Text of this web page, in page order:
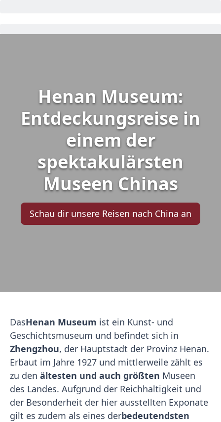
Henan Museum:
Entdeckungsreise in
einem der
spektakulärsten
Museen Chinas
Schau dir unsere Reisen nach China an
DasHenan Museum ist ein Kunst- und
Geschichtsmuseum und befindet sich in
Zhengzhou, der Hauptstadt der Provinz Henan.
Erbaut im Jahre 1927 und mittlerweile zählt es
zu den ältesten und auch größten Museen
des Landes. Aufgrund der Reichhaltigkeit und
der Besonderheit der hier ausstellten Exponate
gilt es zudem als eines derbedeutendsten